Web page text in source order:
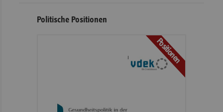
Politische Positionen
Positionen